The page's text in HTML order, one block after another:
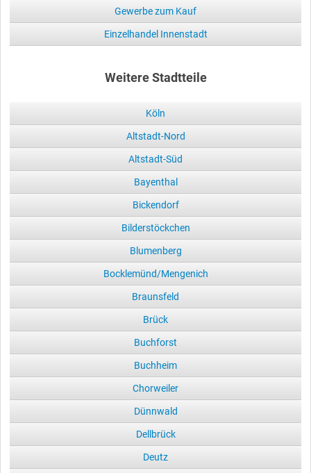
Gewerbe zum Kauf
Einzelhandel Innenstadt
Weitere Stadtteile
Köln
Altstadt-Nord
Altstadt-Süd
Bayenthal
Bickendorf
Bilderstöckchen
Blumenberg
Bocklemünd/Mengenich
Braunsfeld
Brück
Buchforst
Buchheim
Chorweiler
Dünnwald
Dellbrück
Deutz